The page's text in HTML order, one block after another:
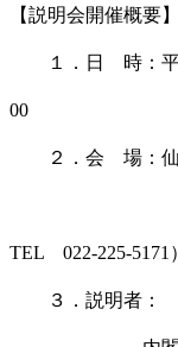
【説明会開催概要】
１．日 時：平成
00
２．会 場：仙
（仙台市
TEL 022-225-5171）
３．説明者：